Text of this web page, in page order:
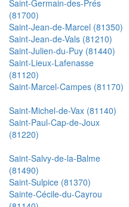
Saint-Germain-des-Prés
(81700)
Saint-Jean-de-Marcel (81350)
Saint-Jean-de-Vals (81210)
Saint-Julien-du-Puy (81440)
Saint-Lieux-Lafenasse
(81120)
Saint-Marcel-Campes (81170)
Saint-Michel-de-Vax (81140)
Saint-Paul-Cap-de-Joux
(81220)
Saint-Salvy-de-la-Balme
(81490)
Saint-Sulpice (81370)
Sainte-Cécile-du-Cayrou